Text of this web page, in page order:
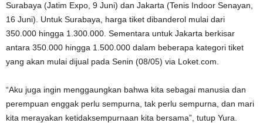
Surabaya (Jatim Expo, 9 Juni) dan Jakarta (Tenis Indoor Senayan,
16 Juni). Untuk Surabaya, harga tiket dibanderol mulai dari
350.000 hingga 1.300.000. Sementara untuk Jakarta berkisar
antara 350.000 hingga 1.500.000 dalam beberapa kategori tiket
yang akan mulai dijual pada Senin (08/05) via Loket.com.
“Aku juga ingin menggaungkan bahwa kita sebagai manusia dan
perempuan enggak perlu sempurna, tak perlu sempurna, dan mari
kita merayakan ketidaksempurnaan kita bersama”, tutup Yura.